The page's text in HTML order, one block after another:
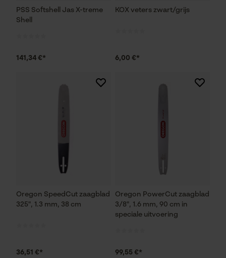
PSS Softshell Jas X-treme
Shell
141,34 €*
KOX veters zwart/grijs
6,00 €*
Oregon SpeedCut zaagblad
325", 1.3 mm, 38 cm
36,51 €*
Oregon PowerCut zaagblad
3/8", 1.6 mm, 90 cm in
speciale uitvoering
99,55 €*